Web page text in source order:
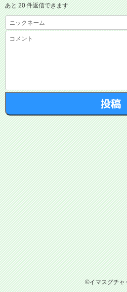
あと 20 件返信できます
©イマスグチャ